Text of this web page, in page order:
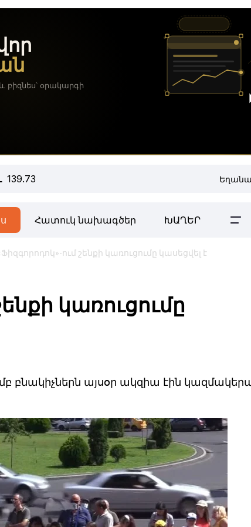
139.73
Հատուկ նախագծեր ԽԱՂԵՐ
ում շենքի կառուցումը կասեցվել է
կառուցումը
բնակիչներն այսօր ակզիա էին